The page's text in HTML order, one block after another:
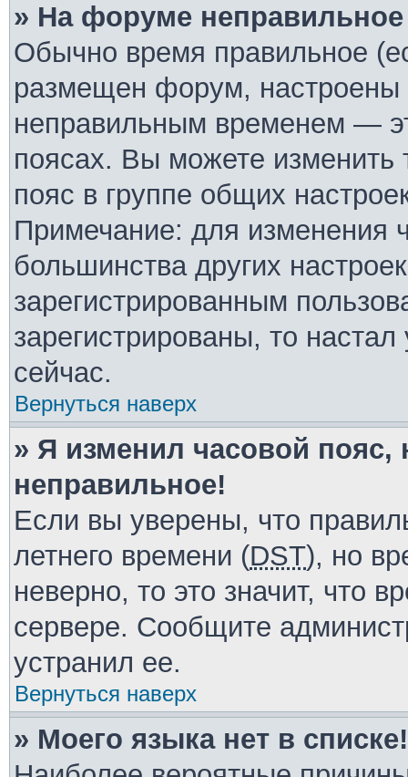
» На форуме
Обычно время правильное
размещен форум, настроены
неправильным временем —
поясах. Вы можете изменить
пояс в группе общих
Примечание: для изменения
большинства других
зарегистрированным
зарегистрированы, то
сейчас.
Вернуться наверх
» Я изменил часовой пояс,
неправильное!
Если вы уверены, что
летнего времени (DST), но
неверно, то это значит, что
сервере. Сообщите
устранил ее.
Вернуться наверх
» Моего языка нет в списке!